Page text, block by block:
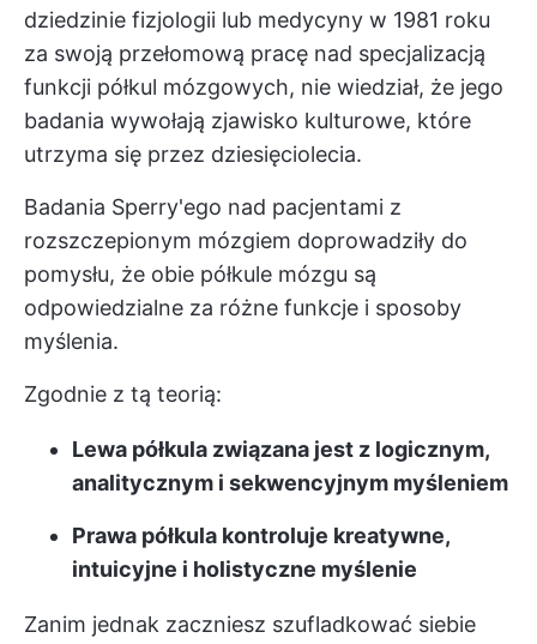
dziedzinie fizjologii lub medycyny w 1981 roku
za swoją przełomową pracę nad specjalizacją
funkcji półkul mózgowych, nie wiedział, że jego
badania wywołają zjawisko kulturowe, które
utrzyma się przez dziesięciolecia.
Badania Sperry'ego nad pacjentami z
rozszczepionym mózgiem doprowadziły do
pomysłu, że obie półkule mózgu są
odpowiedzialne za różne funkcje i sposoby
myślenia.
Zgodnie z tą teorią:
Lewa półkula związana jest z logicznym,
analitycznym i sekwencyjnym myśleniem
Prawa półkula kontroluje kreatywne,
intuicyjne i holistyczne myślenie
Zanim jednak zaczniesz szufladkować siebie